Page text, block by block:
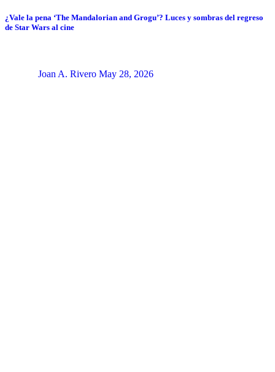
¿Vale la pena ‘The Mandalorian and Grogu’? Luces y sombras del regreso
de Star Wars al cine
Joan A. Rivero May 28, 2026